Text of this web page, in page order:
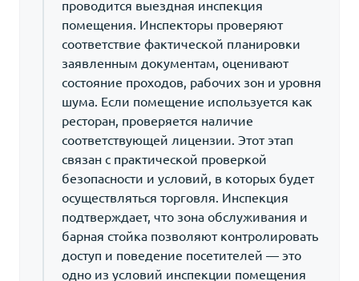
проводится выездная инспекция
помещения. Инспекторы проверяют
соответствие фактической планировки
заявленным документам, оценивают
состояние проходов, рабочих зон и уровня
шума. Если помещение используется как
ресторан, проверяется наличие
соответствующей лицензии. Этот этап
связан с практической проверкой
безопасности и условий, в которых будет
осуществляться торговля. Инспекция
подтверждает, что зона обслуживания и
барная стойка позволяют контролировать
доступ и поведение посетителей — это
одно из условий инспекции помещения